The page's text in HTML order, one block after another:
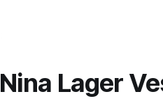
Nina Lager